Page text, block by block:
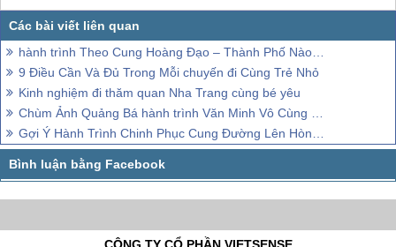
hành trình Theo Cung Hoàng Đạo – Thành Phố Nào Sẽ Phù Hợp Với Bạn?
9 Điều Cần Và Đủ Trong Mỗi chuyến đi Cùng Trẻ Nhỏ
Kinh nghiệm đi thăm quan Nha Trang cùng bé yêu
Chùm Ảnh Quảng Bá hành trình Văn Minh Vô Cùng Độc Đáo Tại Đà Nẵng
Gợi Ý Hành Trình Chinh Phục Cung Đường Lên Hòn Bà - Đà Lạt Xứ Biển